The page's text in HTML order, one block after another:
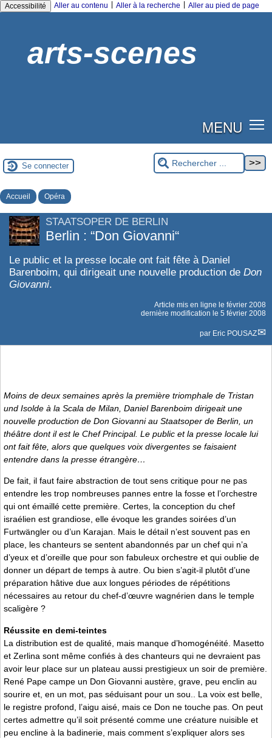
Accessibilité Aller au contenu Aller à la recherche Aller au pied de page
arts-scenes
MENU
Se connecter
Accueil Opéra
STAATSOPER DE BERLIN
Berlin : “Don Giovanni“
Le public et la presse locale ont fait fête à Daniel
Barenboim, qui dirigeait une nouvelle production de Don
Giovanni.
Article mis en ligne le février 2008
dernière modification le 5 février 2008
par Eric POUSAZ
Moins de deux semaines après la première triomphale de Tristan
und Isolde à la Scala de Milan, Daniel Barenboim dirigeait une
nouvelle production de Don Giovanniau Staatsoper de Berlin, un
théâtre dont il est le Chef Principal. Le public et la presse locale lui
ont fait fête, alors que quelques voix divergentes se faisaient
entendre dans la presse étrangère…
De fait, il faut faire abstraction de tout sens critique pour ne pas
entendre les trop nombreuses pannes entre la fosse et l’orchestre
qui ont émaillé cette première. Certes, la conception du chef
israélien est grandiose, elle évoque les grandes soirées d’un
Furtwängler ou d’un Karajan. Mais le détail n’est souvent pas en
place, les chanteurs se sentent abandonnés par un chef qui n’a
d’yeux et d’oreille que pour son fabuleux orchestre et qui oublie de
donner un départ de temps à autre. Ou bien s’agit-il plutôt d’une
préparation hâtive due aux longues périodes de répétitions
nécessaires au retour du chef-d’œuvre wagnérien dans le temple
scaligère ?
Réussite en demi-teintes
La distribution est de qualité, mais manque d’homogénéité. Masetto
et Zerlina sont même confiés à des chanteurs qui ne devraient pas
avoir leur place sur un plateau aussi prestigieux un soir de première.
René Pape campe un Don Giovanni austère, grave, peu enclin au
sourire et, en un mot, pas séduisant pour un sou.. La voix est belle,
le registre profond, l’aigu aisé, mais ce Don ne touche pas. On peut
certes admettre qu’il soit présenté comme une créature nuisible et
peu encline à la badinerie, mais comment s’expliquer alors ses